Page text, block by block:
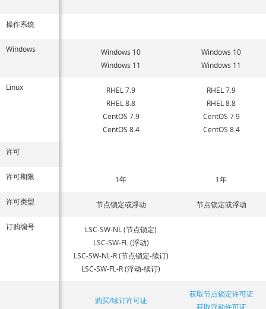
操作系统
Windows
Windows 10
Windows 11
Windows 10
Windows 11
Linux
RHEL 7.9
RHEL 8.8
CentOS 7.9
CentOS 8.4
RHEL 7.9
RHEL 8.8
CentOS 7.9
CentOS 8.4
许可
许可期限 1年 1年
许可类型 节点锁定或浮动 节点锁定或浮动
订购编号
LSC-SW-NL (节点锁定)
LSC-SW-FL (浮动)
LSC-SW-NL-R (节点锁定-续订)
LSC-SW-FL-R (浮动-续订)
购买/续订许可证
获取节点锁定许可证
获取浮动许可证